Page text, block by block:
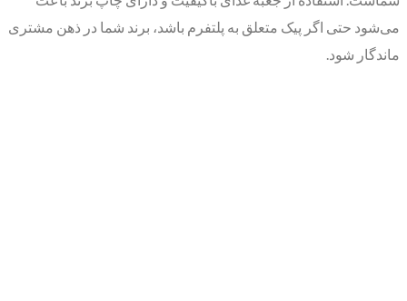
می‌شود حتی اگر پیک متعلق به پلتفرم باشد، برند شما در ذهن مشتری
ماندگار شود.